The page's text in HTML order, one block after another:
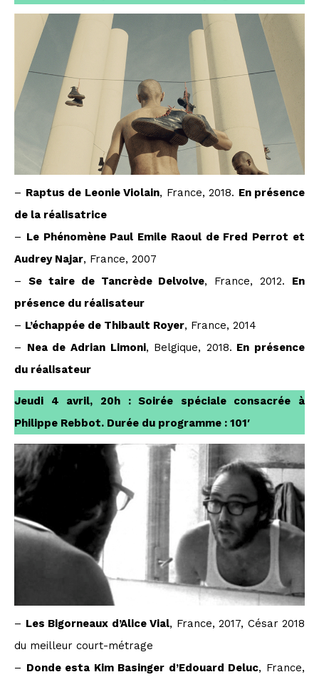
– Raptus de Leonie Violain, France, 2018. En présence
de la réalisatrice
– Le Phénomène Paul Emile Raoul de Fred Perrot et
Audrey Najar, France, 2007
– Se taire de Tancrède Delvolve, France, 2012. En
présence du réalisateur
– L’échappée de Thibault Royer, France, 2014
– Nea de Adrian Limoni, Belgique, 2018. En présence
du réalisateur
Jeudi 4 avril, 20h : Soirée spéciale consacrée à
Philippe Rebbot. Durée du programme : 101′
– Les Bigorneaux d’Alice Vial, France, 2017, César 2018
du meilleur court-métrage
– Donde esta Kim Basinger d’Edouard Deluc, France,